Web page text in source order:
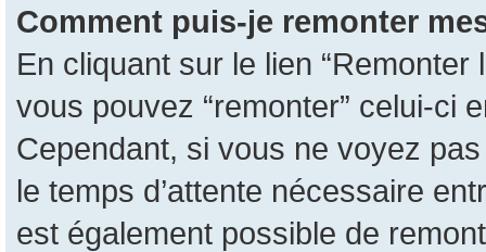
Comment puis-je remonter
En cliquant sur le lien
vous pouvez “remonter” celui-ci
Cependant, si vous ne voyez
le temps d’attente nécessaire
est également possible de